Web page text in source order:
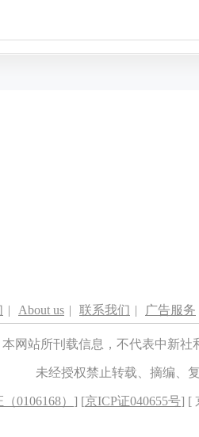
| About us | 联系我们 | 广告服务
本网站所刊载信息，不代表中新
未经授权禁止转载、摘编、
0106168） ] [京ICP证040655号] [